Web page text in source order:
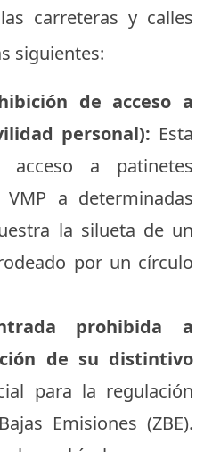
carreteras y calles
siguientes:
de acceso a
personal): Esta
a patinetes
a determinadas
la silueta de un
por un círculo
prohibida a
de su distintivo
para la regulación
Emisiones (ZBE).